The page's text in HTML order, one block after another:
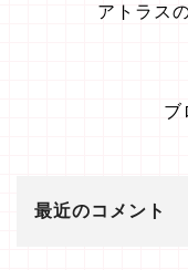
アトラス
ブ
最近のコメント